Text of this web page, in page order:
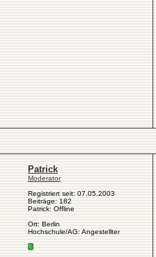
Patrick
Moderator
Registriert seit: 07.05.2003
Beiträge: 182
Patrick: Offline
Ort: Berlin
Hochschule/AG: Angestellter